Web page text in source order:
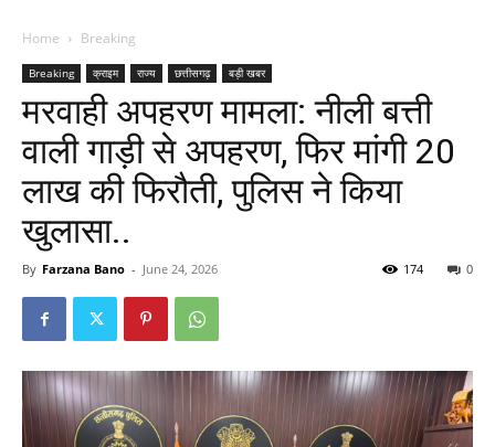
Home Breaking
Breaking क्राइम राज्य छत्तीसगढ़ बड़ी खबर
मरवाही अपहरण मामला: नीली बत्ती
वाली गाड़ी से अपहरण, फिर मांगी 20
लाख की फिरौती, पुलिस ने किया
खुलासा..
By Farzana Bano - June 24, 2026 0
174